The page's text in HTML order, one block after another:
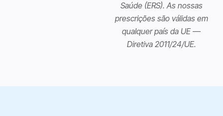
Saúde (ERS). As nossas
prescrições são válidas em
qualquer país da UE —
Diretiva 2011/24/UE.